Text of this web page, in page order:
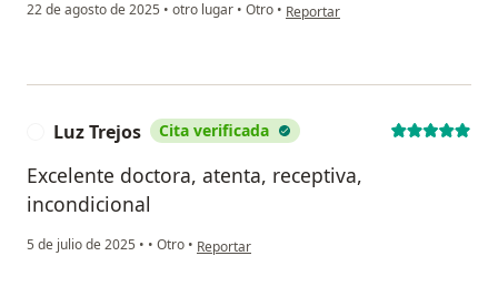
22 de agosto de 2025 • otro lugar • Otro • en opinión del usuario O
Reportar
Luz Trejos Cita verificada
Excelente doctora, atenta, receptiva,
incondicional
5 de julio de 2025 • • Otro • en opinión del usuario Luz Trejos
Reportar